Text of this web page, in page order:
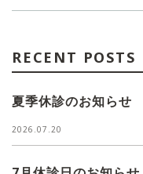
RECENT POSTS
夏季休診のお知らせ
2026.07.20